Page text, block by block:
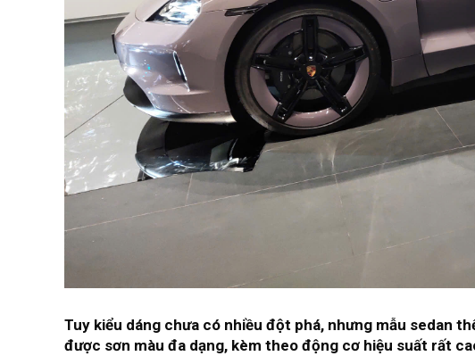
Tuy kiểu dáng chưa có nhiều đột phá, nhưng mẫu sedan
được sơn màu đa dạng, kèm theo động cơ hiệu suất rất